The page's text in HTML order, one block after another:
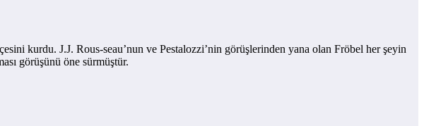
kurdu. J.J. Rous-seau’nun ve Pestalozzi’nin görüşlerinden yana olan Fröbel her şeyin
görüşünü öne sürmüştür.